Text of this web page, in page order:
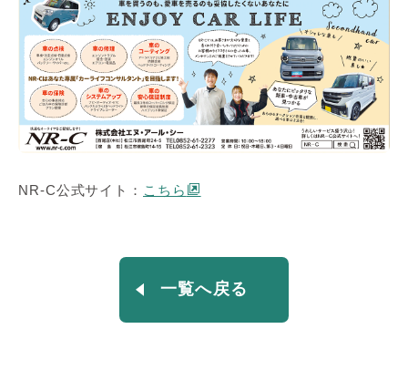
NR-C公式サイト： こちら
一覧へ戻る